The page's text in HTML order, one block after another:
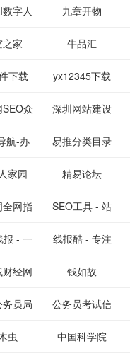
映影片的影讯
查询及购票服
务。你可以记
录想看、在看
和看过的电影
电视剧，顺便
打分、写影
评。根据你的
创作
台
我的AI助手
字人 九章开物
家 牛品汇
下载 yx12345下载
站
众
平台
深圳网站建设
航-办
具导
易推分类目录
网
家园 精易论坛
全网指
询
SEO工具 - 站
长之家
报 - 一
纯粹
报资
网站
线报酷 - 专注
线报活动
经网 钱如故
员局 公务员考试信
息网
虫 中国科学院